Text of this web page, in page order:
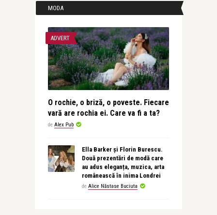
MODA
ADVERT
O rochie, o briză, o poveste. Fiecare
vară are rochia ei. Care va fi a ta?
de Alex Pub
Ella Barker și Florin Burescu.
Două prezentări de modă care
au adus eleganța, muzica, arta
românească în inima Londrei
de Alice Năstase Buciuta